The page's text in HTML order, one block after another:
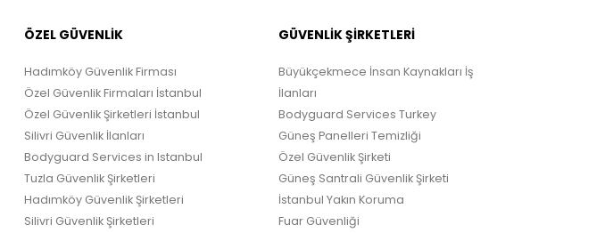
ÖZEL GÜVENLİK
Hadımköy Güvenlik Firması
Özel Güvenlik Firmaları İstanbul
Özel Güvenlik Şirketleri İstanbul
Silivri Güvenlik İlanları
Bodyguard Services in Istanbul
Tuzla Güvenlik Şirketleri
Hadımköy Güvenlik Şirketleri
Silivri Güvenlik Şirketleri
GÜVENLİK ŞİRKETLERİ
Büyükçekmece İnsan Kaynakları İş
İlanları
Bodyguard Services Turkey
Güneş Panelleri Temizliği
Özel Güvenlik Şirketi
Güneş Santrali Güvenlik Şirketi
İstanbul Yakın Koruma
Fuar Güvenliği